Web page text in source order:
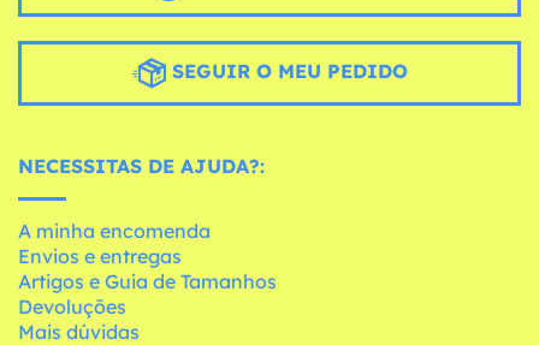
SEGUIR O MEU PEDIDO
NECESSITAS DE AJUDA?:
A minha encomenda
Envios e entregas
Artigos e Guia de Tamanhos
Devoluções
Mais dúvidas